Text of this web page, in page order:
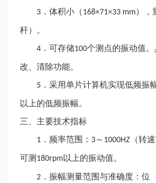
3 ．体积小（ 168×71×33 mm），
杆）。
4 ．可存储100个测点的振动值
改、清除功能。
5 ．采用单片计算机实现低频振
以上的低频振幅。
三、主要技术指标
1 ．频率范围： 3 ～ 1000HZ （转
可测 180rpm以上的振动值。
2 ．振幅测量范围与准确度：